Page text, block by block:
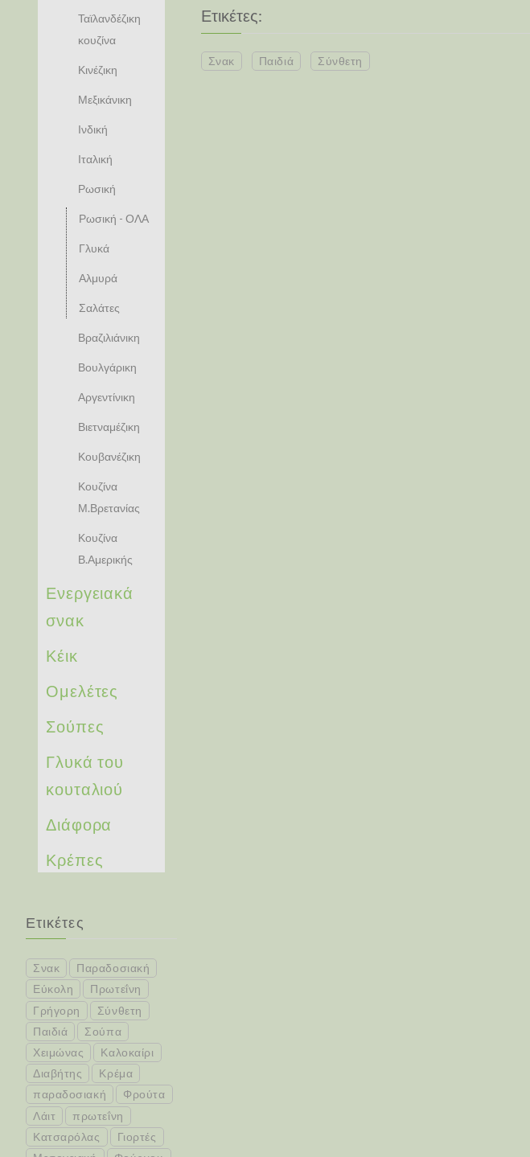
Ταϊλανδέζικη
κουζίνα
Κινέζικη
Μεξικάνικη
Ινδική
Ιταλική
Ρωσική
Ρωσική - ΟΛΑ
Γλυκά
Αλμυρά
Σαλάτες
Βραζιλιάνικη
Βουλγάρικη
Αργεντίνικη
Βιετναμέζικη
Κουβανέζικη
Κουζίνα
Μ.Βρετανίας
Κουζίνα
Β.Αμερικής
Ενεργειακά
σνακ
Κέικ
Ομελέτες
Σούπες
Γλυκά του
κουταλιού
Διάφορα
Κρέπες
Ετικέτες
Σνακ
Παραδοσιακή
Εύκολη
Πρωτεΐνη
Γρήγορη
Σύνθετη
Παιδιά
Σούπα
Χειμώνας
Καλοκαίρι
Διαβήτης
Κρέμα
παραδοσιακή
Φρούτα
Λάιτ
πρωτεΐνη
Κατσαρόλας
Γιορτές
Ετικέτες:
Σνακ Παιδιά Σύνθετη